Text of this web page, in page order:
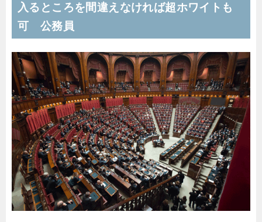
入るところを間違えなければ超ホワイトも
可 公務員